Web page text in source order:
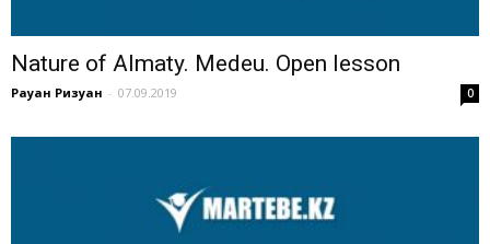
Nature of Almaty. Medeu. Open lesson
Рауан Ризуан - 07.09.2019 0